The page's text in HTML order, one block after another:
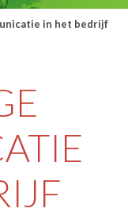
in het bedrijf